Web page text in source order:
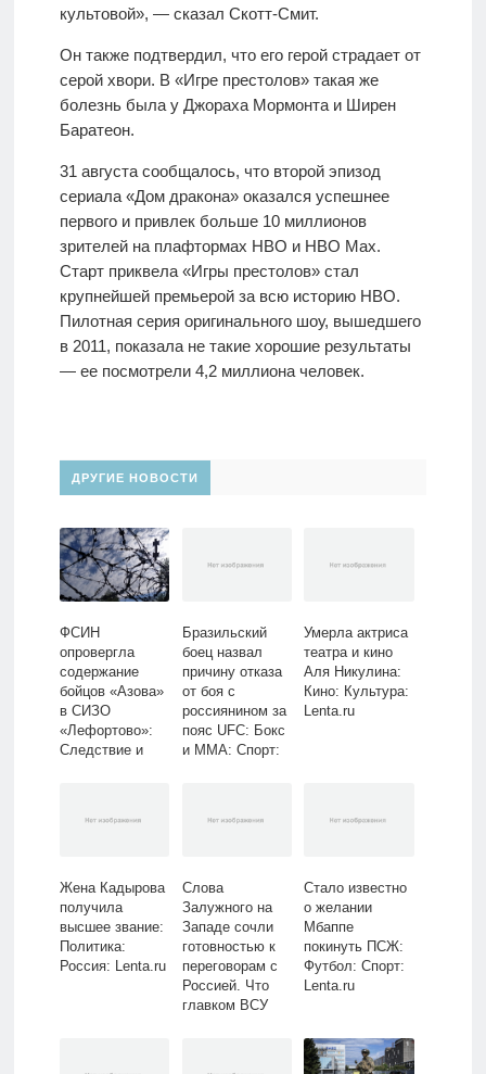
культовой», — сказал Скотт-Смит.
Он также подтвердил, что его герой страдает от
серой хвори. В «Игре престолов» такая же
болезнь была у Джораха Мормонта и Ширен
Баратеон.
31 августа сообщалось, что второй эпизод
сериала «Дом дракона» оказался успешнее
первого и привлек больше 10 миллионов
зрителей на плафтормах HBO и HBO Max.
Старт приквела «Игры престолов» стал
крупнейшей премьерой за всю историю HBO.
Пилотная серия оригинального шоу, вышедшего
в 2011, показала не такие хорошие результаты
— ее посмотрели 4,2 миллиона человек.
ДРУГИЕ НОВОСТИ
ФСИН
опровергла
содержание
бойцов «Азова»
в СИЗО
«Лефортово»:
Следствие и
Бразильский
боец назвал
причину отказа
от боя с
россиянином за
пояс UFC: Бокс
и ММА: Спорт:
Умерла актриса
театра и кино
Аля Никулина:
Кино: Культура:
Lenta.ru
Жена Кадырова
получила
высшее звание:
Политика:
Россия: Lenta.ru
Слова
Залужного на
Западе сочли
готовностью к
переговорам с
Россией. Что
главком ВСУ
Стало известно
о желании
Мбаппе
покинуть ПСЖ:
Футбол: Спорт:
Lenta.ru